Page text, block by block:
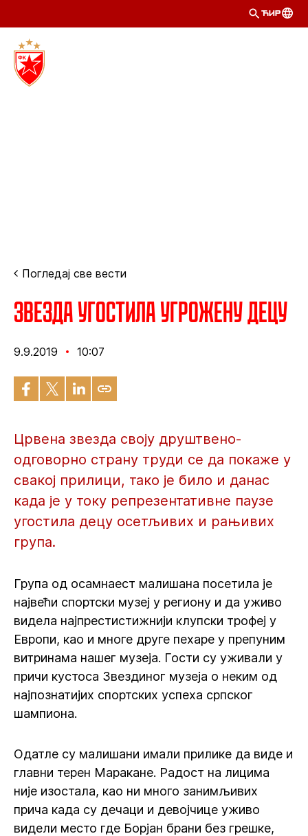
ЋИР
Погледај све вести
Звезда угостила угрожену децу
9.9.2019 10:07
Црвена звезда своју друштвено-
одговорно страну труди се да покаже у
свакој прилици, тако је било и данас
када је у току репрезентативне паузе
угостила децу осетљивих и рањивих
група.
Група од осамнаест малишана посетила је
највећи спортски музеј у региону и да уживо
видела најпрестистижнији клупски трофеј у
Европи, као и многе друге пехаре у препуним
витринама нашег музеја. Гости су уживали у
причи кустоса Звездиног музеја о неким од
најпознатијих спортских успеха српског
шампиона.
Одатле су малишани имали прилике да виде и
главни терен Маракане. Радост на лицима
није изостала, као ни много занимљивих
прича када су дечаци и девојчице уживо
видели место где Борјан брани без грешке,